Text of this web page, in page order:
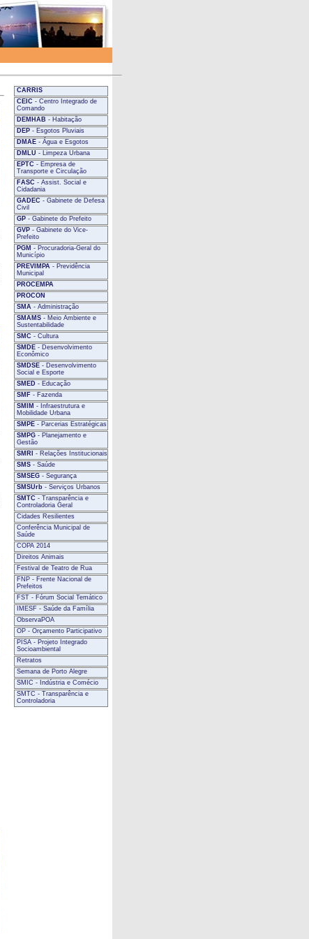
CARRIS
CEIC - Centro Integrado de
Comando
DEMHAB - Habitação
DEP - Esgotos Pluviais
DMAE - Água e Esgotos
DMLU - Limpeza Urbana
EPTC - Empresa de
Transporte e Circulação
FASC - Assist. Social e
Cidadania
GADEC - Gabinete de Defesa
Civil
GP - Gabinete do Prefeito
GVP - Gabinete do Vice-
Prefeito
PGM - Procuradoria-Geral do
Município
PREVIMPA - Previdência
Municipal
PROCEMPA
PROCON
SMA - Administração
SMAMS - Meio Ambiente e
Sustentabilidade
SMC - Cultura
SMDE - Desenvolvimento
Econômico
SMDSE - Desenvolvimento
Social e Esporte
SMED - Educação
SMF - Fazenda
SMIM - Infraestrutura e
Mobilidade Urbana
SMPE - Parcerias Estratégicas
SMPG - Planejamento e
Gestão
SMRI
- Relações Institucionais
SMS - Saúde
SMSEG - Segurança
SMSUrb - Serviços Urbanos
SMTC - Transparência e
Controladoria Geral
Cidades Resilientes
Conferência Municipal de
Saúde
COPA 2014
Direitos Animais
Festival de Teatro de Rua
FNP - Frente Nacional de
Prefeitos
FST - Fórum Social Temático
IMESF - Saúde da Família
ObservaPOA
OP - Orçamento Participativo
PISA - Projeto Integrado
Socioambiental
Retratos
Semana de Porto Alegre
SMIC - Indústria e Comécio
SMTC - Transparência e
Controladoria